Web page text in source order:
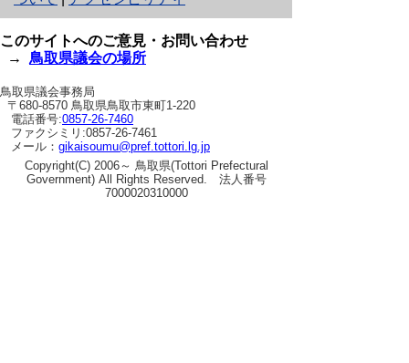
ッ
へ
の
このサイトへのご意見・お問い合わせ
→ 鳥取県議会の場所
鳥取県議会事務局
〒680-8570 鳥取県鳥取市東町1-220
電話番号:0857-26-7460
ファクシミリ:0857-26-7461
メール： gikaisoumu@pref.tottori.lg.jp
Copyright(C) 2006～ 鳥取県(Tottori Prefectural
Government) All Rights Reserved. 法人番号
7000020310000